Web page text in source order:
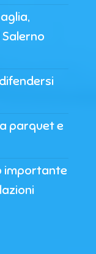
Salerno
parquet e
importante